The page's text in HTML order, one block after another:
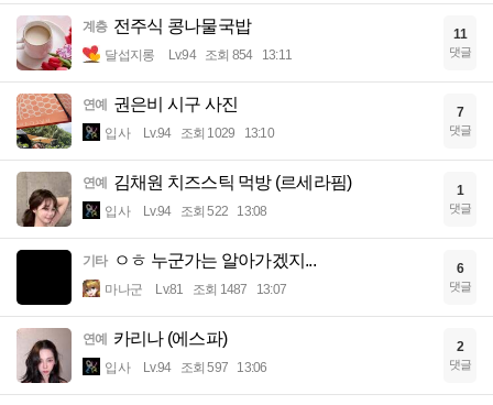
계층 전주식 콩나물국밥
달섭지롱 Lv.94 조회 854 13:11
11
댓글
연예 권은비 시구 사진
입사 Lv.94 조회 1029 13:10
7
댓글
연예 김채원 치즈스틱 먹방 (르세라핌)
입사 Lv.94 조회 522 13:08
1
댓글
기타 ㅇㅎ 누군가는 알아가겠지...
마나군 Lv.81 조회 1487 13:07
6
댓글
연예 카리나 (에스파)
입사 Lv.94 조회 597 13:06
2
댓글